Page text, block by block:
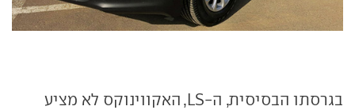
בגרסתו הבסיסית, ה-LS, האקווינוקס לא מציע